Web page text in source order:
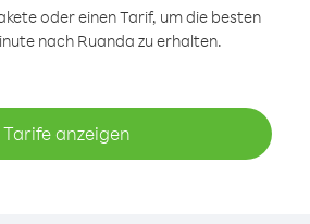
oder einen Tarif, um die besten
nach Ruanda zu erhalten.
Tarife anzeigen